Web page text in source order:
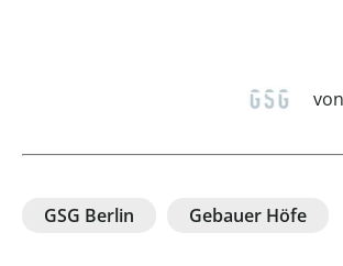
GSG Berlin Gebauer Höfe